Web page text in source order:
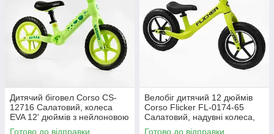
Дитячий біговел Corso CS-
12716 Салатовий, колеса
EVA 12' дюймів з нейлоновою
рамою та вилкою, велобіг
Готово до відправки
Велобіг дитячий 12 дюймів
Corso Flicker FL-0174-65
Салатовий, надувні колеса,
нейлонова рама, біговел
Готово до відправки